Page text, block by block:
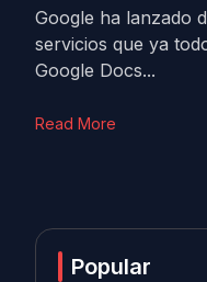
Google ha lanzado
servicios que ya
Google Docs...
Read More
Popular